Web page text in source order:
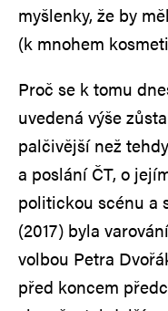
myšlenky, že by
(k mnohem
Proč se k tomu
uvedená výše
palčivější než
a poslání ČT, o
politickou scénu a
(2017) byla
volbou Petra
před koncem